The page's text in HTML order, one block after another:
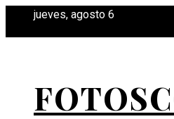
jueves, agosto 6